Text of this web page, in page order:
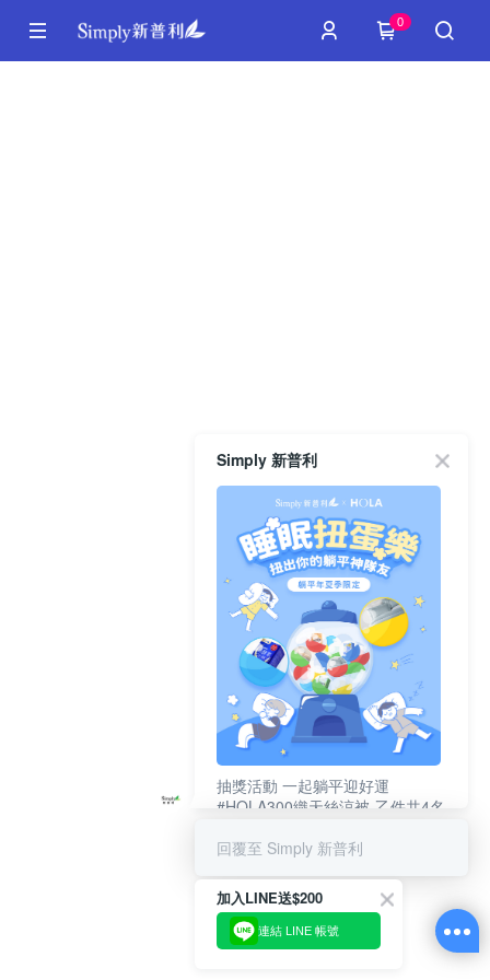
0
Simply 新普利
抽獎活動 一起躺平迎好運
#HOLA300織天絲涼被-乙件共4名
回覆至 Simply 新普利
加入LINE送$200
連結 LINE 帳號